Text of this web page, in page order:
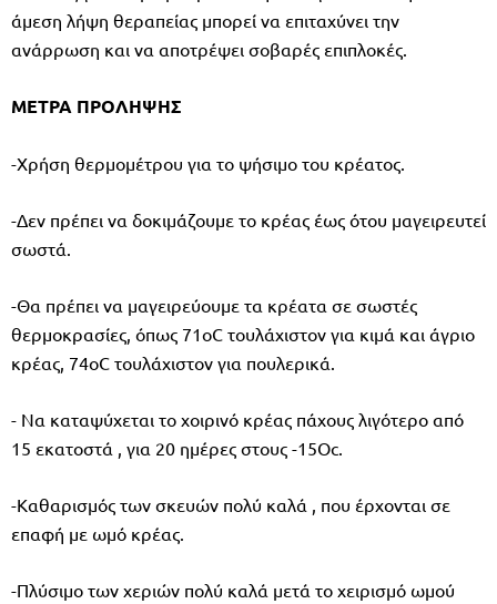
άμεση λήψη θεραπείας μπορεί να επιταχύνει την
ανάρρωση και να αποτρέψει σοβαρές επιπλοκές.
ΜΕΤΡΑ ΠΡΟΛΗΨΗΣ
-Χρήση θερμομέτρου για το ψήσιμο του κρέατος.
-Δεν πρέπει να δοκιμάζουμε το κρέας έως ότου μαγειρευτεί
σωστά.
-Θα πρέπει να μαγειρεύουμε τα κρέατα σε σωστές
θερμοκρασίες, όπως 71οC τουλάχιστον για κιμά και άγριο
κρέας, 74οC τουλάχιστον για πουλερικά.
- Να καταψύχεται το χοιρινό κρέας πάχους λιγότερο από
15 εκατοστά , για 20 ημέρες στους -15Οc.
-Καθαρισμός των σκευών πολύ καλά , που έρχονται σε
επαφή με ωμό κρέας.
-Πλύσιμο των χεριών πολύ καλά μετά το χειρισμό ωμού